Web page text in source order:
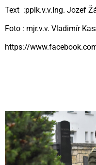
Text :pplk.v.v.Ing. Jozef
Foto : mjr.v.v. Vladimír
https://